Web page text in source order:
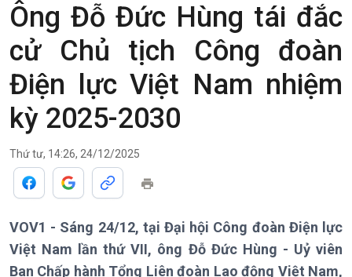
Ông Đỗ Đức Hùng tái đắc
cử Chủ tịch Công đoàn
Điện lực Việt Nam nhiệm
kỳ 2025-2030
Thứ tư, 14:26, 24/12/2025
VOV1 - Sáng 24/12, tại Đại hội Công đoàn Điện lực
Việt Nam lần thứ VII, ông Đỗ Đức Hùng - Uỷ viên
Ban Chấp hành Tổng Liên đoàn Lao động Việt Nam,